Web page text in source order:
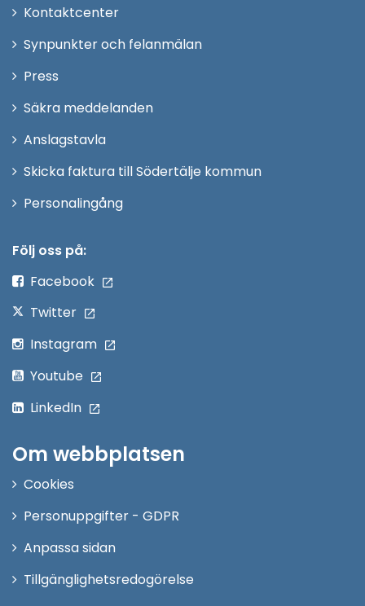
KontaktcenterÖppna
Synpunkter och felanmälan
Press
fönster
Säkra meddelanden
Anslagstavla
Skicka faktura till Södertälje kommun
PersonalingångÖppna
Följ oss på:
Facebook
Twitter
Instagram
Youtube
LinkedIn
Om webbplatsen
Cookies
Personuppgifter - GDPR
Anpassa sidan
Tillgänglighetsredogörelse